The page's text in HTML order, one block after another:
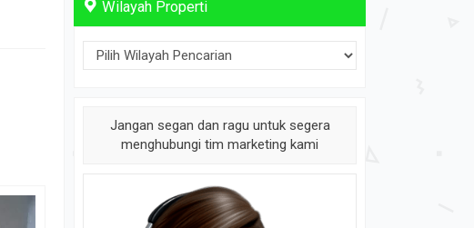
Wilayah Properti
Jangan segan dan ragu untuk segera
menghubungi tim marketing kami